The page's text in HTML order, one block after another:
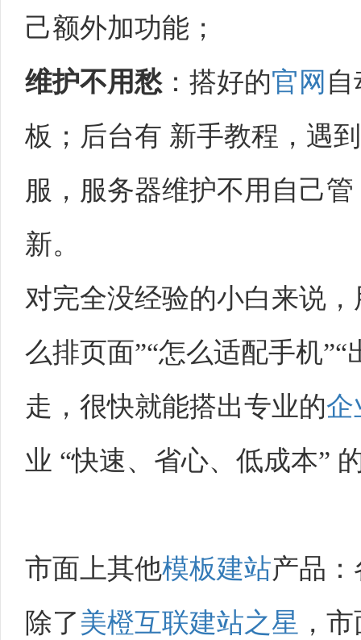
己额外加功能；​
维护不用愁：搭好的官网
板；后台有 新手教程，遇
服，服务器维护不用自己
新。​
对完全没经验的小白来说
么排页面”“怎么适配手机
走，很快就能搭出专业的企
业 “快速、省心、低成本”
市面上其他模板建站产品
除了美橙互联建站之星 ，